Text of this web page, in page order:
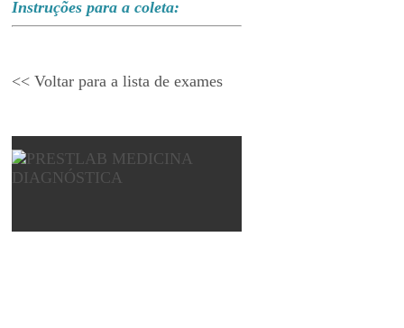
Instruções para a coleta:
<< Voltar para a lista de exames